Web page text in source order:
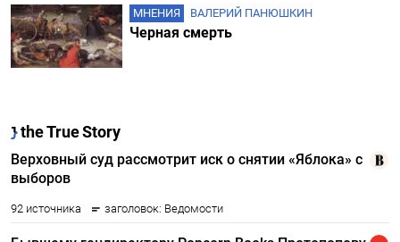
МНЕНИЯ ВАЛЕРИЙ ПАНЮШКИН
Черная смерть